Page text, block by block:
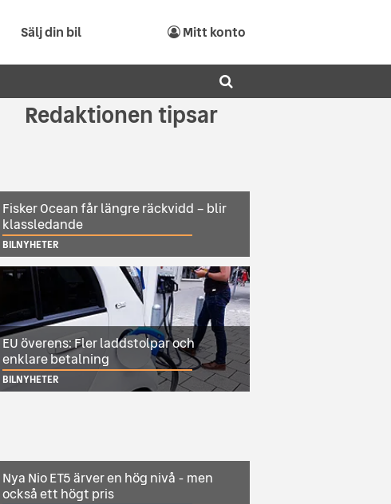
Sälj din bil Mitt konto
Redaktionen tipsar
Fisker Ocean får längre räckvidd – blir
klassledande
BILNYHETER
EU överens: Fler laddstolpar och
enklare betalning
BILNYHETER
Nya Nio ET5 ärver en hög nivå - men
också ett högt pris